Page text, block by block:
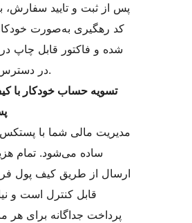
پس از ثبت و تایید سفارش،
کد رهگیری به‌صورت
شده و فاکتور قابل چاپ
در دسترس است.
تسویه حساب خودکار با
مدیریت مالی شما با پستکس
ساده می‌شود. تمام
ارسال از طریق کیف پول
قابل کنترل است و
پرداخت جداگانه برای هر